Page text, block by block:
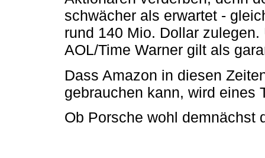
schwächer als erwartet -
rund 140 Mio. Dollar
AOL/Time Warner gilt als
Dass Amazon in diesen
gebrauchen kann, wird eines
Ob Porsche wohl demnächst